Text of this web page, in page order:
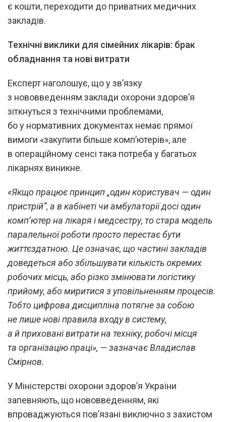
є кошти, переходити до приватних медичних
закладів.
Технічні виклики для сімейних лікарів: брак
обладнання та нові витрати
Експерт наголошує, що у зв’язку
з нововведенням заклади охорони здоров’я
зіткнуться з технічними проблемами,
бо у нормативних документах немає прямої
вимоги «закупити більше комп’ютерів», але
в операційному сенсі така потреба у багатьох
лікарнях виникне.
«Якщо працює принцип „один користувач — один
пристрій“, а в кабінеті чи амбулаторії досі один
комп’ютер на лікаря і медсестру, то стара модель
паралельної роботи просто перестає бути
життєздатною. Це означає, що частині закладів
доведеться або збільшувати кількість окремих
робочих місць, або різко змінювати логістику
прийому, або миритися з уповільненням процесів.
Тобто цифрова дисципліна потягне за собою
не лише нові правила входу в систему,
а й приховані витрати на техніку, робочі місця
та організацію праці», — зазначає Владислав
Смірнов.
У Міністерстві охорони здоров’я України
запевняють, що нововведенням, які
впроваджуються пов’язані виключно з захистом